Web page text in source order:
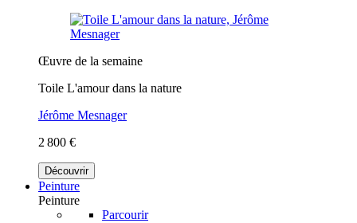
Œuvre de la semaine
Toile L'amour dans la nature
Jérôme Mesnager
2 800 €
Découvrir
Peinture
Peinture
Parcourir